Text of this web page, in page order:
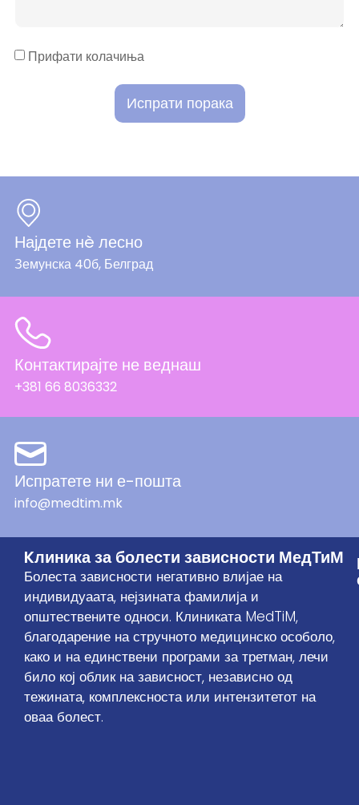
Прифати колачиња
Испрати порака
Најдете нè лесно
Земунска 40б, Белград
Контактирајте не веднаш
+381 66 8036332
Испратете ни е-пошта
info@medtim.mk
Kлиника за болести зависности МедТиМ
Болеста зависности негативно влијае на
индивидуаата, нејзината фамилија и
општествените односи. Клиниката MedTiM,
благодарение на стручното медицинско особоло,
како и на единствени програми за третман, лечи
било кој облик на зависност, независно од
тежината, комплексноста или интензитетот на
оваа болест.